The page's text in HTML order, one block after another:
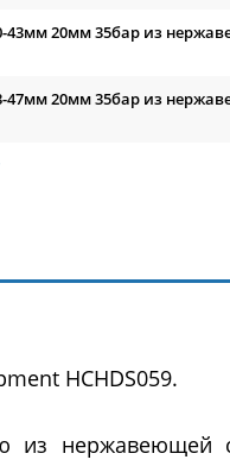
43мм 20мм 35бар из
47мм 20мм 35бар из
HCHDS059.
из нержавеющей